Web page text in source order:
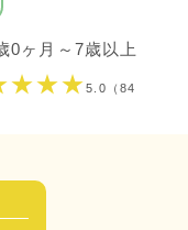
0ヶ月～7歳以上
5.0 （84